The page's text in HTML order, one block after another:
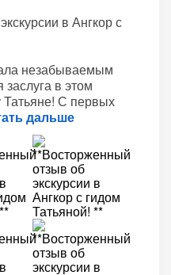
в Ангкор с
незабываемым
в этом
С первых
дальше